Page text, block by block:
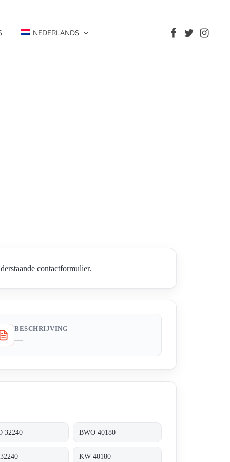
NEDERLANDS
contactformulier.
BESCHRIJVING
—
32240 BWO 40180
KW 40180